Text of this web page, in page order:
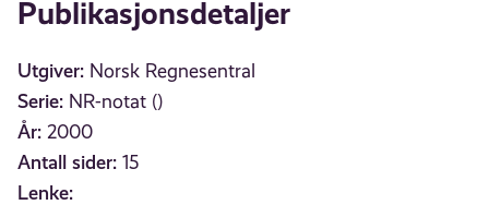
Publikasjonsdetaljer
Utgiver: Norsk Regnesentral
Serie: NR-notat ()
År: 2000
Antall sider: 15
Lenke: